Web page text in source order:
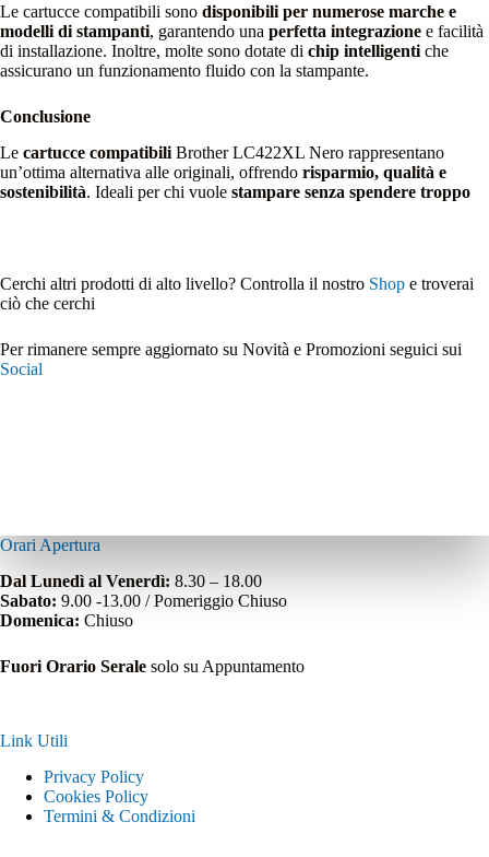
Le cartucce compatibili sono disponibili per numerose marche e
modelli di stampanti, garantendo una perfetta integrazione e facilità
di installazione. Inoltre, molte sono dotate di chip intelligenti che
assicurano un funzionamento fluido con la stampante.
Conclusione
Le cartucce compatibili Brother LC422XL Nero rappresentano
un’ottima alternativa alle originali, offrendo risparmio, qualità e
sostenibilità. Ideali per chi vuole stampare senza spendere troppo
Cerchi altri prodotti di alto livello? Controlla il nostro Shop e troverai
ciò che cerchi
Per rimanere sempre aggiornato su Novità e Promozioni seguici sui
Social
Orari Apertura
Dal Lunedì al Venerdì: 8.30 – 18.00
Sabato: 9.00 -13.00 / Pomeriggio Chiuso
Domenica: Chiuso
Fuori Orario Serale solo su Appuntamento
Link Utili
Privacy Policy
Cookies Policy
Termini & Condizioni